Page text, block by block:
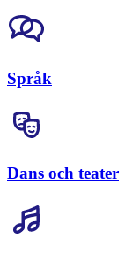
Språk
Dans och teater